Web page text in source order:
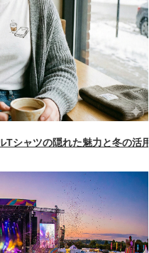
Tシャツの隠れた魅力と冬の活